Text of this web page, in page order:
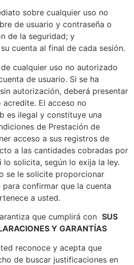
sobre cualquier uso no
de usuario y contraseña o
de la seguridad; y
cuenta al final de cada sesión.
cualquier uso no autorizado
de usuario. Si se ha
autorización, deberá presentar
El acceso no
es ilegal y constituye una
de Prestación de
acceso a sus registros de
a las cantidades cobradas por
lo solicita, según lo exija la ley.
se le solicite proporcionar
confirmar que la cuenta
a usted.
que cumplirá con SUS
Y GARANTÍAS
reconoce y acepta que
de buscar justificaciones en